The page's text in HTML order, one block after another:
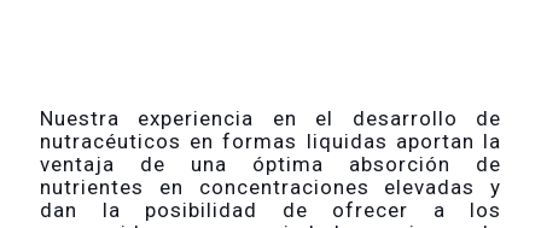
Nuestra experiencia en el desarrollo de
nutracéuticos en formas liquidas aportan la
ventaja de una óptima absorción de
nutrientes en concentraciones elevadas y
dan la posibilidad de ofrecer a los